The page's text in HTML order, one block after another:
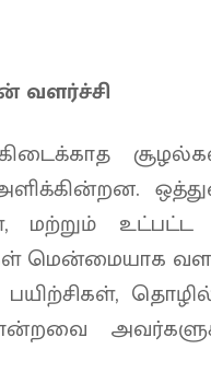
வளர்ச்சி
உட்பட்ட
மென்மையாக